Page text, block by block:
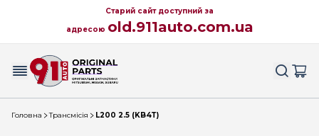
Старий сайт доступний за
адресою old.911auto.com.ua
Головна Трансмісія L200 2.5 (KB4T)